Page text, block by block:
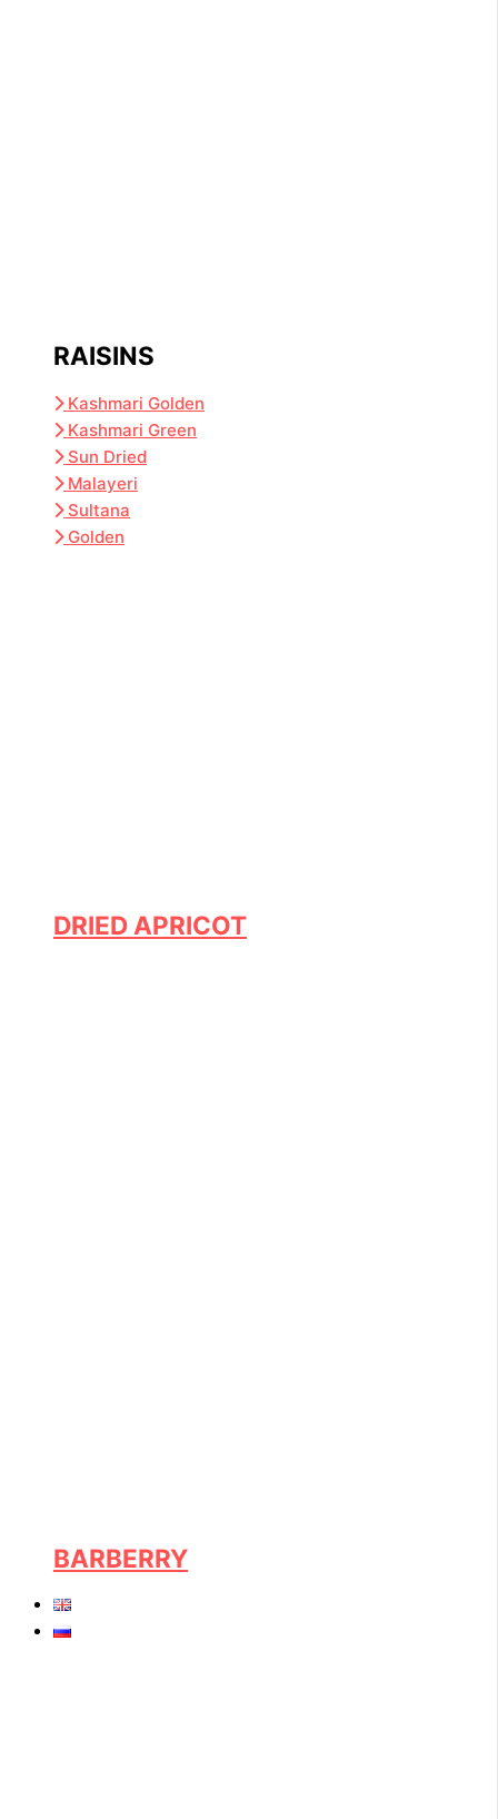
RAISINS
Kashmari Golden
Kashmari Green
Sun Dried
Malayeri
Sultana
Golden
DRIED APRICOT
BARBERRY